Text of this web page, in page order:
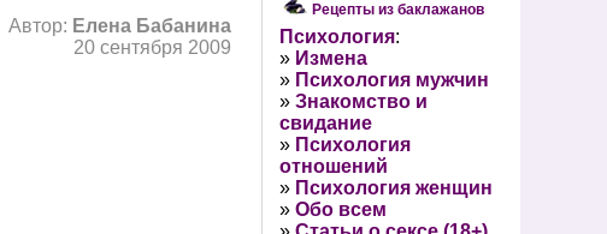
Автор: Елена Бабанина
20 сентября 2009
Рецепты из баклажанов
Психология:
» Измена
» Психология мужчин
» Знакомство и
свидание
» Психология
отношений
» Психология женщин
» Обо всем